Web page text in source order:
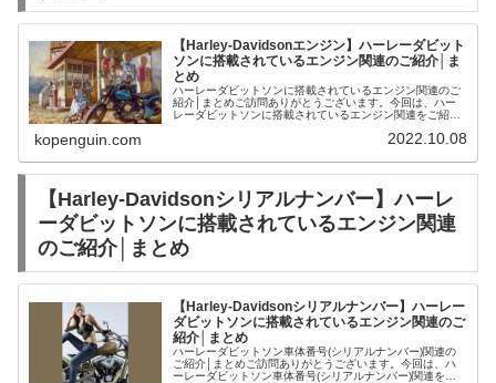
【Harley-Davidsonエンジン】ハーレーダビット
ソンに搭載されているエンジン関連のご紹介│ま
とめ
ハーレーダビットソンに搭載されているエンジン関連のご
紹介│まとめご訪問ありがとうございます。今回は、ハー
レーダビットソンに搭載されているエンジン関連をご紹介
kopenguin.com 2022.10.08
【Harley-Davidsonシリアルナンバー】ハーレ
ーダビットソンに搭載されているエンジン関連
のご紹介│まとめ
【Harley-Davidsonシリアルナンバー】ハーレー
ダビットソンに搭載されているエンジン関連のご
紹介│まとめ
ハーレーダビットソン車体番号(シリアルナンバー)関連の
ご紹介│まとめご訪問ありがとうございます。今回は、ハ
ーレーダビットソン車体番号(シリアルナンバー)関連をご